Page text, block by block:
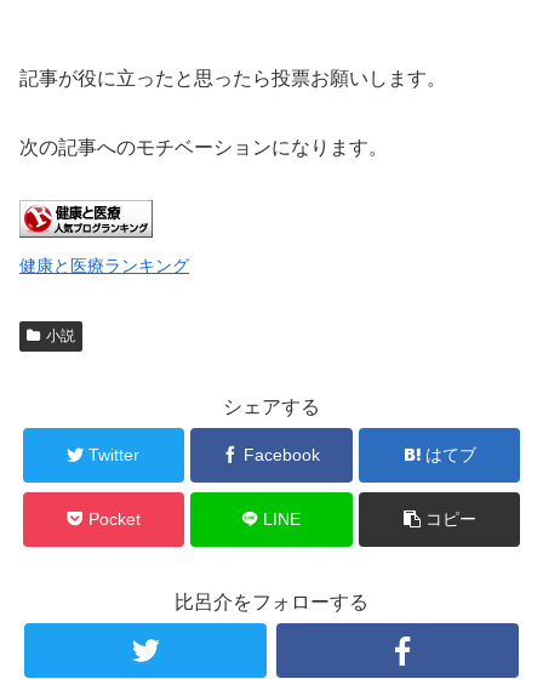
記事が役に立ったと思ったら投票お願いします。
次の記事へのモチベーションになります。
健康と医療ランキング
小説
シェアする
Twitter Facebook はてブ
Pocket LINE コピー
比呂介をフォローする